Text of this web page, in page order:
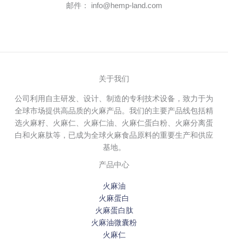
邮件： info@hemp-land.com
关于我们
公司利用自主研发、设计、制造的专利技术设备，致力于为
全球市场提供高品质的火麻产品。我们的主要产品线包括精
选火麻籽、火麻仁、火麻仁油、火麻仁蛋白粉、火麻分离蛋
白和火麻肽等，已成为全球火麻食品原料的重要生产和供应
基地。
产品中心
火麻油
火麻蛋白
火麻蛋白肽
火麻油微囊粉
火麻仁